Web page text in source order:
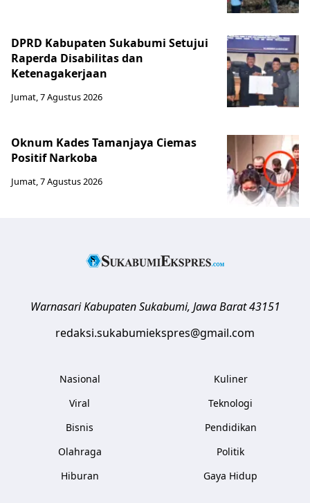
DPRD Kabupaten Sukabumi Setujui
Raperda Disabilitas dan
Ketenagakerjaan
Jumat, 7 Agustus 2026
Oknum Kades Tamanjaya Ciemas
Positif Narkoba
Jumat, 7 Agustus 2026
Warnasari Kabupaten Sukabumi, Jawa Barat 43151
redaksi.sukabumiekspres@gmail.com
Nasional
Viral
Bisnis
Olahraga
Hiburan
Kuliner
Teknologi
Pendidikan
Politik
Gaya Hidup